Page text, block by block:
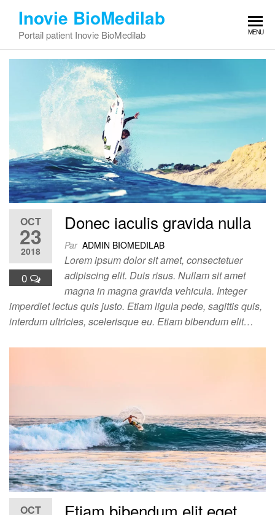
Inovie BioMedilab
Portail patient Inovie BioMedilab MENU
OCT
23
2018
0
Donec iaculis gravida nulla
Par ADMIN BIOMEDILAB
Lorem ipsum dolor sit amet, consectetuer
adipiscing elit. Duis risus. Nullam sit amet
magna in magna gravida vehicula. Integer
imperdiet lectus quis justo. Etiam ligula pede, sagittis quis,
interdum ultricies, scelerisque eu. Etiam bibendum elit…
OCT